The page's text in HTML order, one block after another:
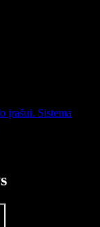
įrašui. Sistema